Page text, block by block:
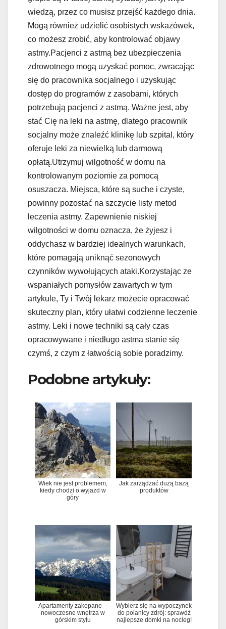
wiedzą, przez co musisz przejść każdego dnia.
Mogą również udzielić osobistych wskazówek,
co możesz zrobić, aby kontrolować objawy
astmy.Pacjenci z astmą bez ubezpieczenia
zdrowotnego mogą uzyskać pomoc, zwracając
się do pracownika socjalnego i uzyskując
dostęp do programów z zasobami, których
potrzebują pacjenci z astmą. Ważne jest, aby
stać Cię na leki na astmę, dlatego pracownik
socjalny może znaleźć klinikę lub szpital, który
oferuje leki za niewielką lub darmową
opłatą.Utrzymuj wilgotność w domu na
kontrolowanym poziomie za pomocą
osuszacza. Miejsca, które są suche i czyste,
powinny pozostać na szczycie listy metod
leczenia astmy. Zapewnienie niskiej
wilgotności w domu oznacza, że ​​żyjesz i
oddychasz w bardziej idealnych warunkach,
które pomagają uniknąć sezonowych
czynników wywołujących ataki.Korzystając ze
wspaniałych pomysłów zawartych w tym
artykule, Ty i Twój lekarz możecie opracować
skuteczny plan, który ułatwi codzienne leczenie
astmy. Leki i nowe techniki są cały czas
opracowywane i niedługo astma stanie się
czymś, z czym z łatwością sobie poradzimy.
Podobne artykuły:
Wiek nie jest problemem,
kiedy chodzi o wyjazd w
góry
Jak zarządzać dużą bazą
produktów
Apartamenty zakopane –
nowoczesne wnętrza w
górskim stylu
Wybierz się na wypoczynek
do polanicy zdrój: sprawdź
najlepsze domki na nocleg!